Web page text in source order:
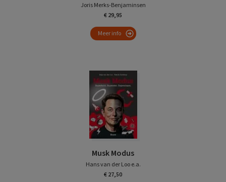
Joris Merks-Benjaminsen
€ 29,95
Meer info
Musk Modus
Hans van der Loo e.a.
€ 27,50